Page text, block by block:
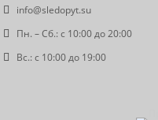
info@sledopyt.su
Пн. – Сб.: с 10:00 до 20:00
Вс.: с 10:00 до 19:00